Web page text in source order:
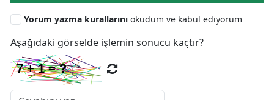
Yorum yazma kurallarını okudum ve kabul ediyorum
Aşağıdaki görselde işlemin sonucu kaçtır?